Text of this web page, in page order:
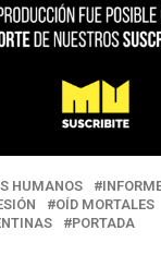
HUMANOS
OÍD MORTALES
PORTADA